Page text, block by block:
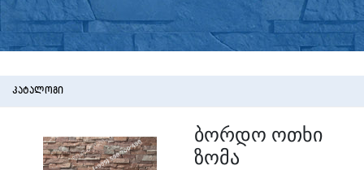
ᲙᲐᲢᲐᲚᲝᲒᲘ
ბორდო ოთხი
ზომა